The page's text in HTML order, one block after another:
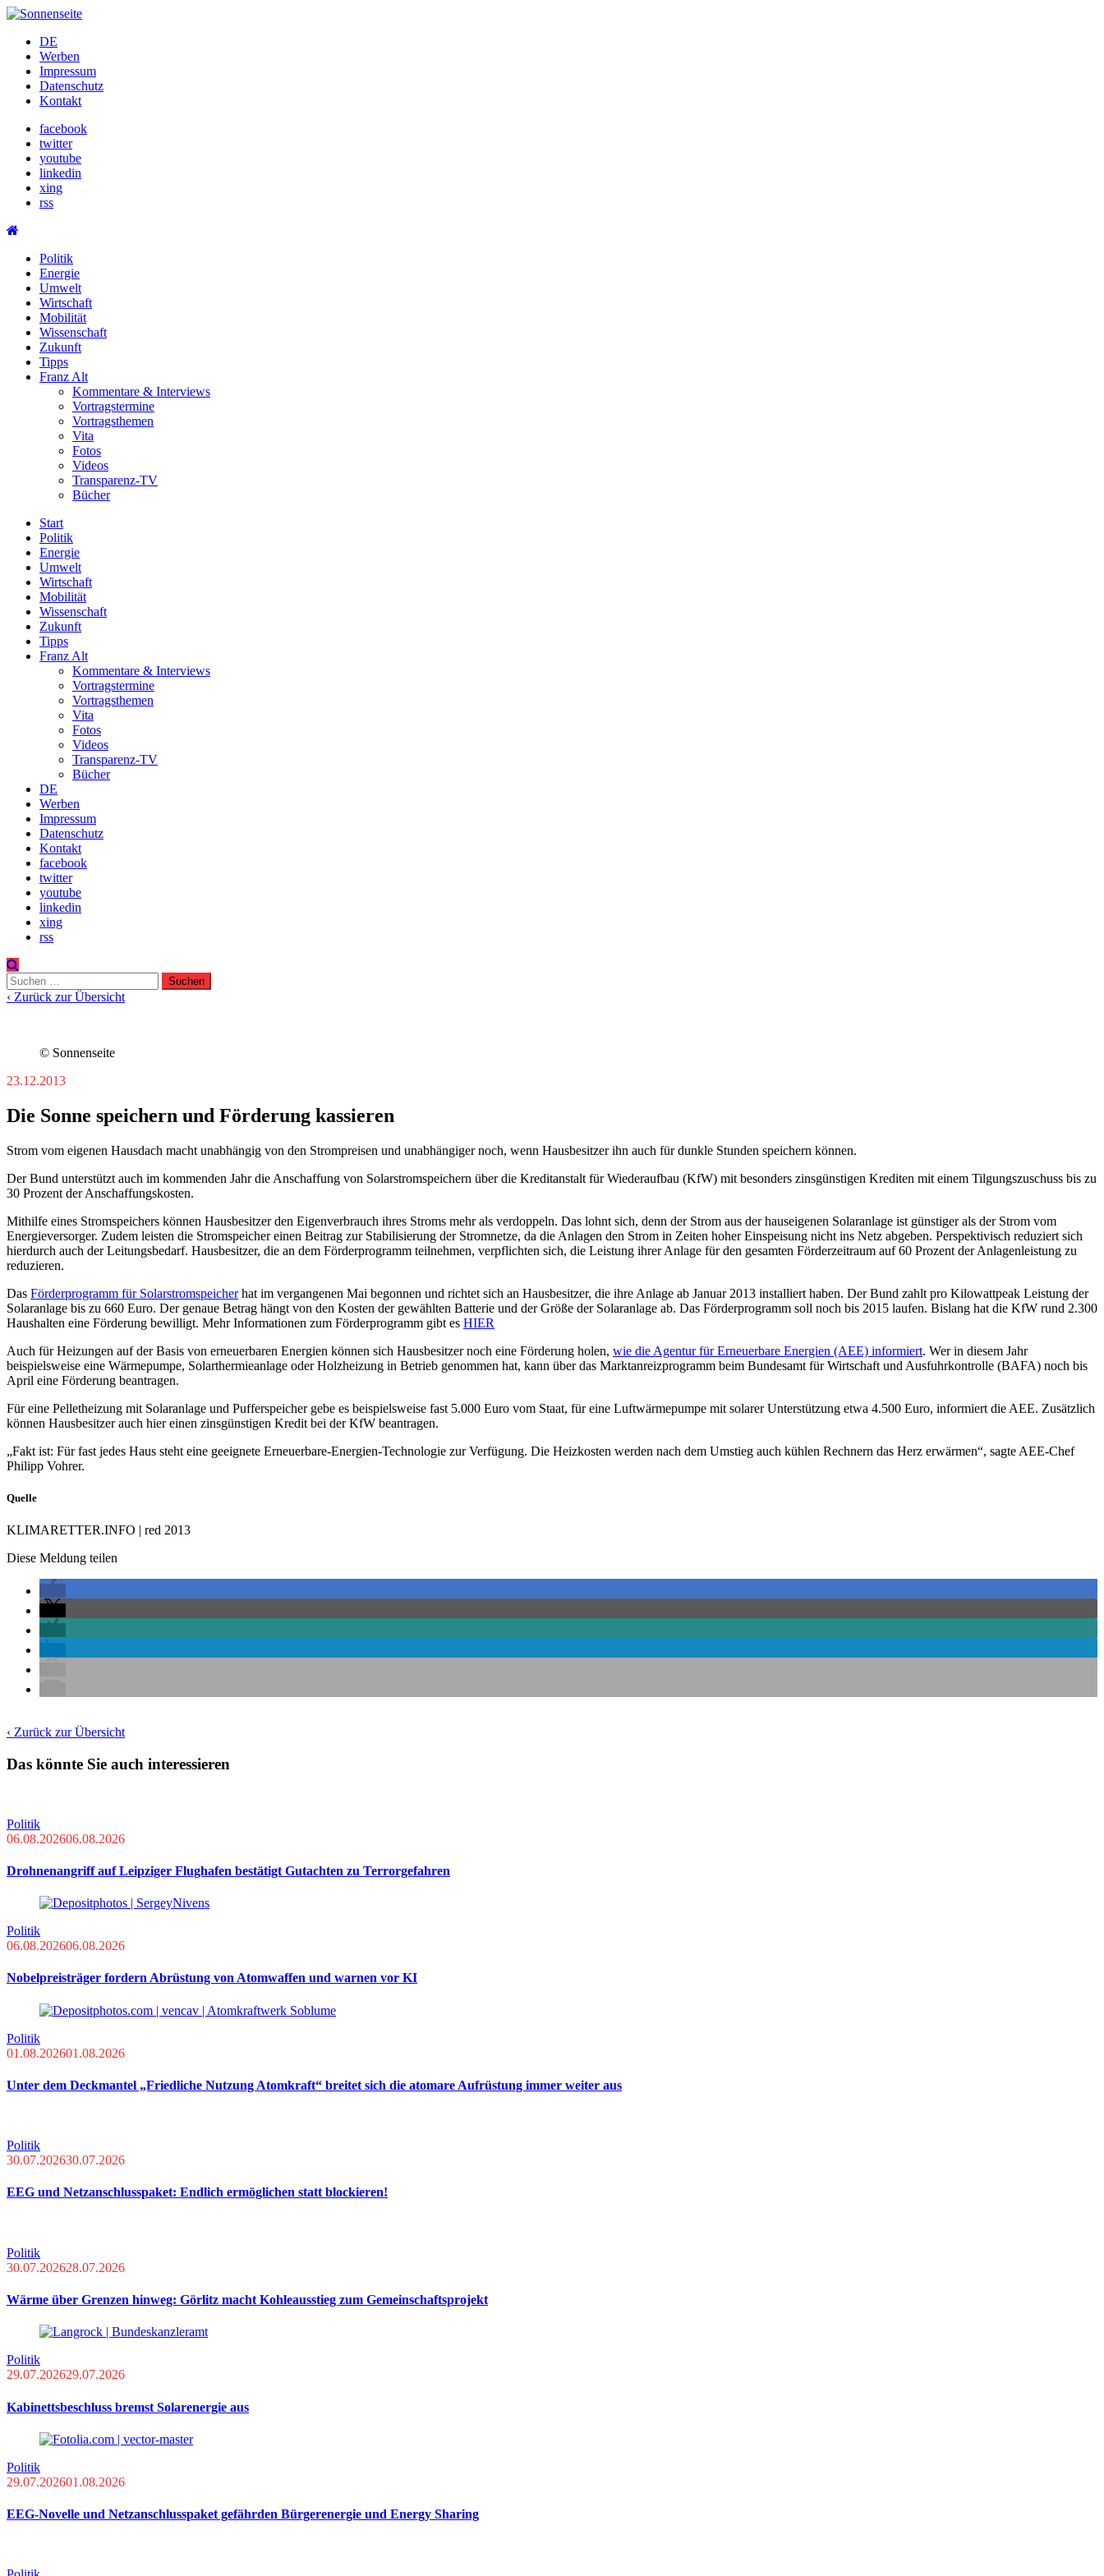
Skip
contentDE
Werben
Impressum
Datenschutz
Kontakt
facebook
twitter
youtube
linkedin
xing
rss
Politik
Energie
Umwelt
Wirtschaft
Mobilität
Wissenschaft
Zukunft
Tipps
Franz Alt
Kommentare & Interviews
Vortragstermine
Vortragsthemen
Vita
Fotos
Videos
Transparenz-TV
Bücher
Start
Politik
Energie
Umwelt
Wirtschaft
Mobilität
Wissenschaft
Zukunft
Tipps
Franz Alt
Kommentare & Interviews
Vortragstermine
Vortragsthemen
Vita
Fotos
Videos
Transparenz-TV
Bücher
DE
Werben
Impressum
Datenschutz
Kontakt
facebook
twitter
youtube
linkedin
xing
rss
Suchen
nach:
‹ Zurück zur Übersicht
© Sonnenseite
23.12.2013
Die Sonne speichern und Förderung kassieren
Strom vom eigenen Hausdach macht unabhängig von den Strompreisen und unabhängiger noch, wenn Hausbesitzer ihn auch für dunkle Stunden speichern können.
Der Bund unterstützt auch im kommenden Jahr die Anschaffung von Solarstromspeichern über die Kreditanstalt für Wiederaufbau (KfW) mit besonders zinsgünstigen Krediten mit einem Tilgungszuschuss bis zu
30 Prozent der Anschaffungskosten.
Mithilfe eines Stromspeichers können Hausbesitzer den Eigenverbrauch ihres Stroms mehr als verdoppeln. Das lohnt sich, denn der Strom aus der hauseigenen Solaranlage ist günstiger als der Strom vom
Energieversorger. Zudem leisten die Stromspeicher einen Beitrag zur Stabilisierung der Stromnetze, da die Anlagen den Strom in Zeiten hoher Einspeisung nicht ins Netz abgeben. Perspektivisch reduziert sich
hierdurch auch der Leitungsbedarf. Hausbesitzer, die an dem Förderprogramm teilnehmen, verpflichten sich, die Leistung ihrer Anlage für den gesamten Förderzeitraum auf 60 Prozent der Anlagenleistung zu
reduzieren.
Das Förderprogramm für Solarstromspeicherhat im vergangenen Mai begonnen und richtet sich an Hausbesitzer, die ihre Anlage ab Januar 2013 installiert haben. Der Bund zahlt pro Kilowattpeak Leistung der
Solaranlage bis zu 660 Euro. Der genaue Betrag hängt von den Kosten der gewählten Batterie und der Größe der Solaranlage ab. Das Förderprogramm soll noch bis 2015 laufen. Bislang hat die KfW rund 2.300
Haushalten eine Förderung bewilligt. Mehr Informationen zum Förderprogramm gibt es HIER
Auch für Heizungen auf der Basis von erneuerbaren Energien können sich Hausbesitzer noch eine Förderung holen, wie die Agentur für Erneuerbare Energien (AEE) informiert. Wer in diesem Jahr
beispielsweise eine Wärmepumpe, Solarthermieanlage oder Holzheizung in Betrieb genommen hat, kann über das Marktanreizprogramm beim Bundesamt für Wirtschaft und Ausfuhrkontrolle (BAFA) noch bis
April eine Förderung beantragen.
Für eine Pelletheizung mit Solaranlage und Pufferspeicher gebe es beispielsweise fast 5.000 Euro vom Staat, für eine Luftwärmepumpe mit solarer Unterstützung etwa 4.500 Euro, informiert die AEE. Zusätzlich
können Hausbesitzer auch hier einen zinsgünstigen Kredit bei der KfW beantragen.
„Fakt ist: Für fast jedes Haus steht eine geeignete Erneuerbare-Energien-Technologie zur Verfügung. Die Heizkosten werden nach dem Umstieg auch kühlen Rechnern das Herz erwärmen“, sagte AEE-Chef
Philipp Vohrer.
Quelle
KLIMARETTER.INFO | red 2013
Diese Meldung teilen
‹ Zurück zur Übersicht
Das könnte Sie auch interessieren
Politik
06.08.202606.08.2026
Drohnenangriff auf Leipziger Flughafen bestätigt Gutachten zu Terrorgefahren
Politik
06.08.202606.08.2026
Nobelpreisträger fordern Abrüstung von Atomwaffen und warnen vor KI
Politik
01.08.202601.08.2026
Unter dem Deckmantel „Friedliche Nutzung Atomkraft“ breitet sich die atomare Aufrüstung immer weiter aus
Politik
30.07.202630.07.2026
EEG und Netzanschlusspaket: Endlich ermöglichen statt blockieren!
Politik
30.07.202628.07.2026
Wärme über Grenzen hinweg: Görlitz macht Kohleausstieg zum Gemeinschaftsprojekt
Politik
29.07.202629.07.2026
Kabinettsbeschluss bremst Solarenergie aus
Politik
29.07.202601.08.2026
EEG-Novelle und Netzanschlusspaket gefährden Bürgerenergie und Energy Sharing